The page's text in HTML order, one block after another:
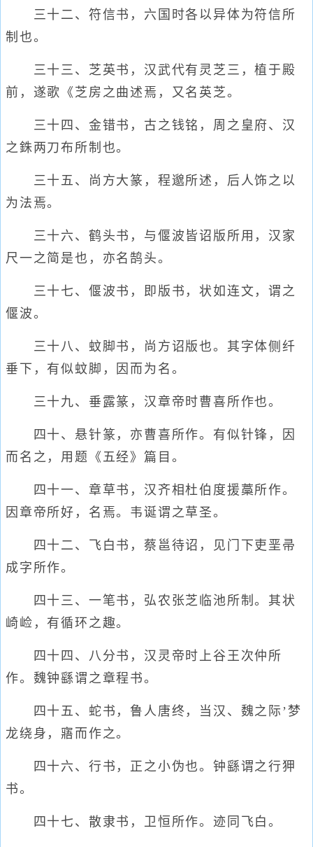
三十二、符信书，六国时各以异体为符信所
制也。
三十三、芝英书，汉武代有灵芝三，植于殿
前，遂歌《芝房之曲述焉，又名英芝。
三十四、金错书，古之钱铭，周之皇府、汉
之銖两刀布所制也。
三十五、尚方大篆，程邈所述，后人饰之以
为法焉。
三十六、鹤头书，与偃波皆诏版所用，汉家
尺一之简是也，亦名鹄头。
三十七、偃波书，即版书，状如连文，谓之
偃波。
三十八、蚊脚书，尚方诏版也。其字体侧纤
垂下，有似蚊脚，因而为名。
三十九、垂露篆，汉章帝时曹喜所作也。
四十、悬针篆，亦曹喜所作。有似针锋，因
而名之，用题《五经》篇目。
四十一、章草书，汉齐相杜伯度援藁所作。
因章帝所好，名焉。韦诞谓之草圣。
四十二、飞白书，蔡邕待诏，见门下吏垩帚
成字所作。
四十三、一笔书，弘农张芝临池所制。其状
崎崄，有循环之趣。
四十四、八分书，汉灵帝时上谷王次仲所
作。魏钟繇谓之章程书。
四十五、蛇书，鲁人唐终，当汉、魏之际’梦
龙绕身，寤而作之。
四十六、行书，正之小伪也。钟繇谓之行狎
书。
四十七、散隶书，卫恒所作。迹同飞白。